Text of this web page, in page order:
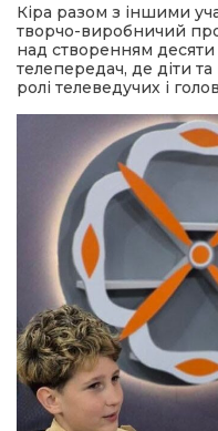
Кіра разом з іншими
творчо-виробничий
над створенням
телепередач, де діти
ролі телеведучих і